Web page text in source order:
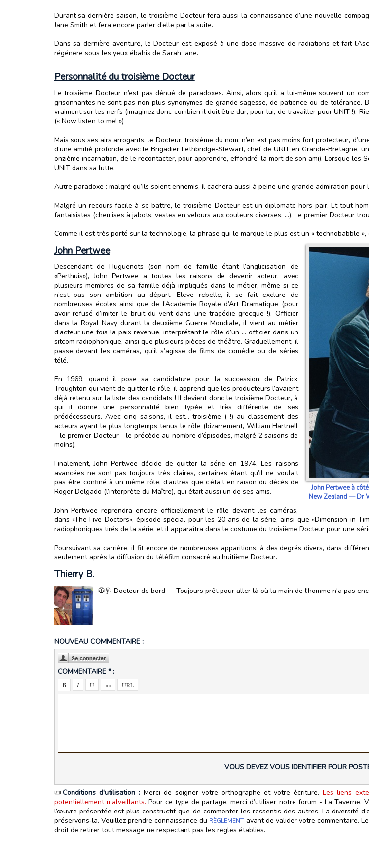
Durant sa dernière saison, le troisième Docteur fera aussi la connaissance d’une nouvelle
Jane Smith et fera encore parler d’elle par la suite.
Dans sa dernière aventure, le Docteur est exposé à une dose massive de radiations et fait
régénère sous les yeux ébahis de Sarah Jane.
Personnalité du troisième Docteur
Le troisième Docteur n’est pas dénué de paradoxes. Ainsi, alors qu’il a lui-même souvent un
grisonnantes ne sont pas non plus synonymes de grande sagesse, de patience ou de
vraiment sur les nerfs (imaginez donc combien il doit être dur, pour lui, de travailler pour UNIT !).
(« Now listen to me! »)
Mais sous ses airs arrogants, le Docteur, troisième du nom, n’en est pas moins fort protecteur,
d’une amitié profonde avec le Brigadier Lethbridge-Stewart, chef de UNIT en Grande-Bretagne,
onzième incarnation, de le recontacter, pour apprendre, effondré, la mort de son ami). Lorsque les
UNIT dans sa lutte.
Autre paradoxe : malgré qu’ils soient ennemis, il cachera aussi à peine une grande admiration pour
Malgré un recours facile à se battre, le troisième Docteur est un diplomate hors pair. Et tout
fantaisistes (chemises à jabots, vestes en velours aux couleurs diverses, …). Le premier Docteur
Comme il est très porté sur la technologie, la phrase qui le marque le plus est un « technobabble »,
John Pertwee à
New Zealand — Dr
John Pertwee
Descendant de Huguenots (son nom de famille étant l’anglicisation de
«Perthuis»), John Pertwee a toutes les raisons de devenir acteur, avec
plusieurs membres de sa famille déjà impliqués dans le métier, même si ce
n’est pas son ambition au départ. Elève rebelle, il se fait exclure de
nombreuses écoles ainsi que de l’Académie Royale d’Art Dramatique (pour
avoir refusé d’imiter le bruit du vent dans une tragédie grecque !). Officier
dans la Royal Navy durant la deuxième Guerre Mondiale, il vient au métier
d’acteur une fois la paix revenue, interprétant le rôle d’un … officier dans un
sitcom radiophonique, ainsi que plusieurs pièces de théâtre. Graduellement, il
passe devant les caméras, qu’il s’agisse de films de comédie ou de séries
télé.
En 1969, quand il pose sa candidature pour la succession de Patrick
Troughton qui vient de quitter le rôle, il apprend que les producteurs l’avaient
déjà retenu sur la liste des candidats ! Il devient donc le troisième Docteur, à
qui il donne une personnalité bien typée et très différente de ses
prédécesseurs. Avec cinq saisons, il est... troisième ( !) au classement des
acteurs ayant le plus longtemps tenus le rôle (bizarrement, William Hartnell
– le premier Docteur - le précède au nombre d’épisodes, malgré 2 saisons de
moins).
Finalement, John Pertwee décide de quitter la série en 1974. Les raisons
avancées ne sont pas toujours très claires, certaines étant qu’il ne voulait
pas être confiné à un même rôle, d’autres que c’était en raison du décès de
Roger Delgado (l’interprète du Maître), qui était aussi un de ses amis.
John Pertwee reprendra encore officiellement le rôle devant les caméras,
dans «The Five Doctors», épisode spécial pour les 20 ans de la série, ainsi que «Dimension in
radiophoniques tirés de la série, et il apparaîtra dans le costume du troisième Docteur pour une
Poursuivant sa carrière, il fit encore de nombreuses apparitions, à des degrés divers, dans
seulement après la diffusion du téléfilm consacré au huitième Docteur.
Thierry B.
🧥🩺 Docteur de bord — Toujours prêt pour aller là où la main de l'homme n'a pas
NOUVEAU COMMENTAIRE :
COMMENTAIRE * :
VOUS DEVEZ VOUS IDENTIFIER POUR
📜Conditions d'utilisation :Merci de soigner votre orthographe et votre écriture.Les liens
potentiellement malveillants. Pour ce type de partage, merci d’utiliser notre forum - La
l’œuvre présentée est plus constructif que de commenter les ressentis des autres. La diversité
préservons‑la. Veuillez prendre connaissance du RÈGLEMENT avant de valider votre commentaire.
droit de retirer tout message ne respectant pas les règles établies.